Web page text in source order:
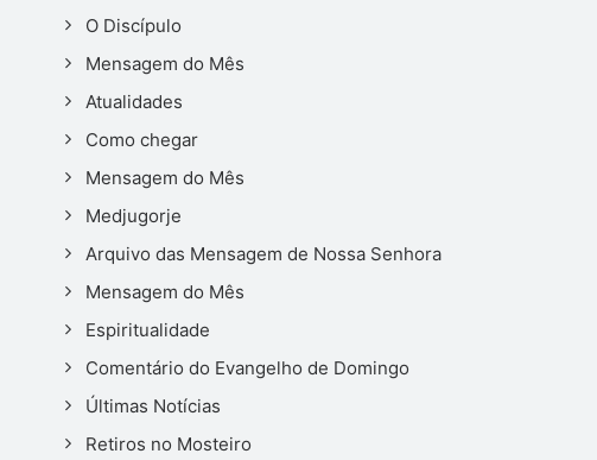
O Discípulo
Mensagem do Mês
Atualidades
Como chegar
Mensagem do Mês
Medjugorje
Arquivo das Mensagem de Nossa Senhora
Mensagem do Mês
Espiritualidade
Comentário do Evangelho de Domingo
Últimas Notícias
Retiros no Mosteiro